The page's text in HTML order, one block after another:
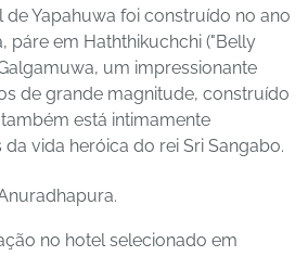
Yapahuwa foi construído no ano
páre em Haththikuchchi ("Belly
um impressionante
de grande magnitude, construído
está intimamente
vida heróica do rei Sri Sangabo.
no hotel selecionado em